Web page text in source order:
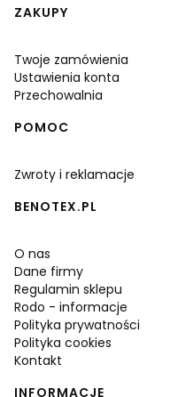
Linki w stopce
ZAKUPY
Twoje zamówienia
Ustawienia konta
Przechowalnia
POMOC
Zwroty i reklamacje
BENOTEX.PL
O nas
Dane firmy
Regulamin sklepu
Rodo - informacje
Polityka prywatności
Polityka cookies
Kontakt
INFORMACJE